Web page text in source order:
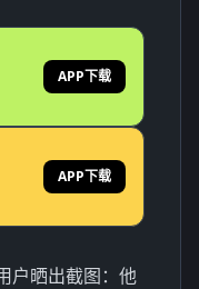
APP下载
APP下载
户晒出截图：他